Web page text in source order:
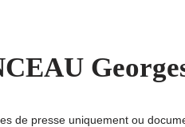
de presse uniquement ou